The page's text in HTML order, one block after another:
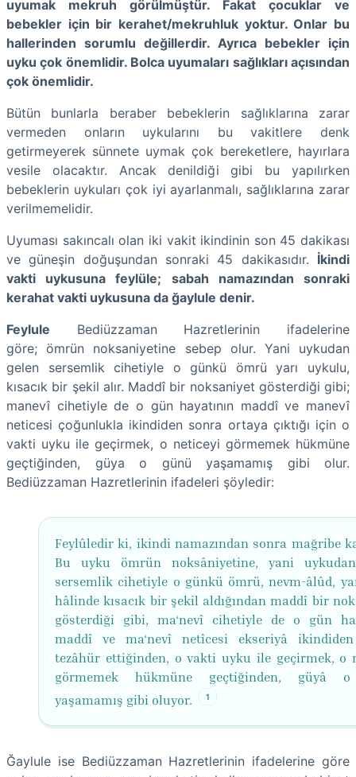
uyumak mekruh görülmüştür. Fakat çocuklar ve
bebekler için bir kerahet/mekruhluk yoktur. Onlar bu
hallerinden sorumlu değillerdir. Ayrıca bebekler için
uyku çok önemlidir. Bolca uyumaları sağlıkları açısından
çok önemlidir.
Bütün bunlarla beraber bebeklerin sağlıklarına zarar
vermeden onların uykularını bu vakitlere denk
getirmeyerek sünnete uymak çok bereketlere, hayırlara
vesile olacaktır. Ancak denildiği gibi bu yapılırken
bebeklerin uykuları çok iyi ayarlanmalı, sağlıklarına zarar
verilmemelidir.
Uyuması sakıncalı olan iki vakit ikindinin son 45 dakikası
ve güneşin doğuşundan sonraki 45 dakikasıdır. İkindi
vakti uykusuna feylüle; sabah namazından sonraki
kerahat vakti uykusuna da ğaylule denir.
Feylule Bediüzzaman Hazretlerinin ifadelerine
göre; ömrün noksaniyetine sebep olur. Yani uykudan
gelen sersemlik cihetiyle o günkü ömrü yarı uykulu,
kısacık bir şekil alır. Maddî bir noksaniyet gösterdiği gibi;
manevî cihetiyle de o gün hayatının maddî ve manevî
neticesi çoğunlukla ikindiden sonra ortaya çıktığı için o
vakti uyku ile geçirmek, o neticeyi görmemek hükmüne
geçtiğinden, güya o günü yaşamamış gibi olur.
Bediüzzaman Hazretlerinin ifadeleri şöyledir:
Feylûledir ki, ikindi namazından sonra mağribe
Bu uyku ömrün noksâniyetine, yani
sersemlik cihetiyle o günkü ömrü, nevm-âlûd,
hâlinde kısacık bir şekil aldığından maddî bir
gösterdiği gibi, ma‘nevî cihetiyle de o gün
maddî ve ma‘nevî netîcesi ekseriyâ
tezâhür ettiğinden, o vakti uyku ile geçirmek, o
görmemek hükmüne geçtiğinden, güyâ
yaşamamış gibi oluyor.
1
Ğaylule ise Bediüzzaman Hazretlerinin ifadelerine göre